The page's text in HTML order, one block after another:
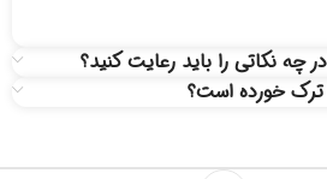
چه نکاتی را باید رعایت کنید؟
ترک خورده است؟